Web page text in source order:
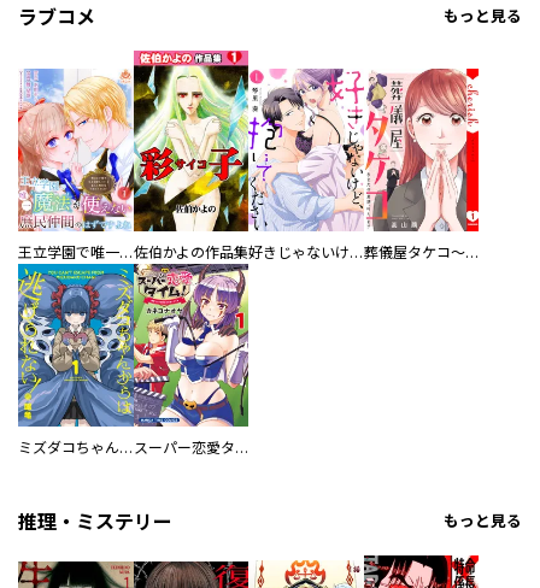
ラブコメ もっと見る
王立学園で唯一魔法が使えない庶民仲間のはずですよね～実は王子様で私を溺愛しているなんて告白はやめてください～佐伯かよの作品集 好きじゃないけど、抱いてください【電子単行本版／特典おまけ付き】 葬儀屋タケコ～あなたの最期、叶えます【電子単行本版】
ミズダコちゃんからは逃げられない！ スーパー恋愛タイム！～現場でドＳな彼女は自宅でデレる～
推理・ミステリー もっと見る